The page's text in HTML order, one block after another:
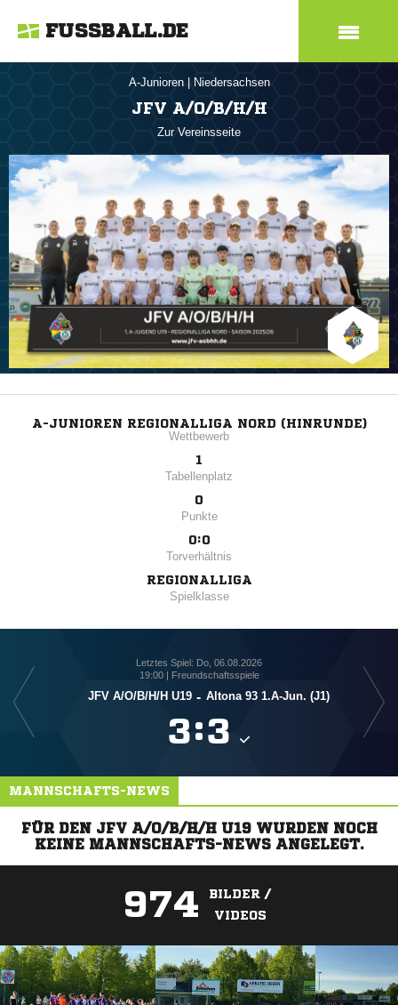
FUSSBALL.DE
A-Junioren Niedersachsen
JFV A/O/B/H/H
Zur Vereinsseite
A-JUNIOREN REGIONALLIGA NORD (HINRUNDE)
Wettbewerb
1
Tabellenplatz
0
Punkte
0:0
Torverhältnis
REGIONALLIGA
Spielklasse
Letztes Spiel: Do, 06.08.2026
19:00 | Freundschaftsspiele
JFV A/​O/​B/​H/​H U19 - Altona 93 1.A-Jun. (J1)
:
MANNSCHAFTS-NEWS
FÜR DEN JFV A/O/B/H/H U19 WURDEN NOCH
KEINE MANNSCHAFTS-NEWS ANGELEGT.
974
BILDER /
VIDEOS